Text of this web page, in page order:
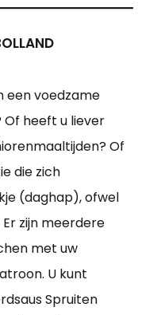
een voedzame
Of heeft u liever
Of
die zich
(daghap), ofwel
zijn meerdere
met uw
U kunt
Spruiten